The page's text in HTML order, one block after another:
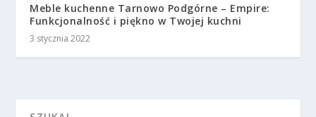
Meble kuchenne Tarnowo Podgórne – Empire:
Funkcjonalność i piękno w Twojej kuchni
3 stycznia 2022